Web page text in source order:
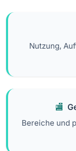
Nutzung,
Bereiche und